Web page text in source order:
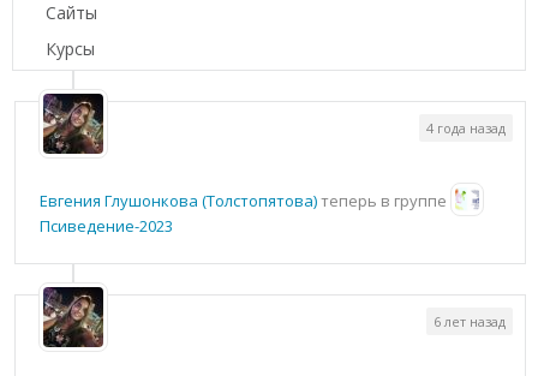
Сайты
Курсы
Евгения Глушонкова (Толстопятова)теперь в группе
Псиведение-2023
4 года назад
6 лет назад